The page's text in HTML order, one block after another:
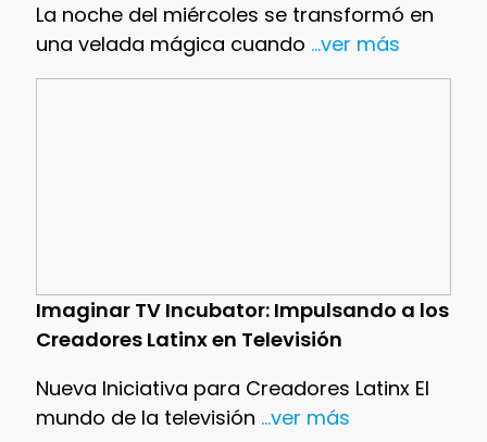
La noche del miércoles se transformó en
una velada mágica cuando ...ver más
Imaginar TV Incubator: Impulsando a los
Creadores Latinx en Televisión
Nueva Iniciativa para Creadores Latinx El
mundo de la televisión ...ver más